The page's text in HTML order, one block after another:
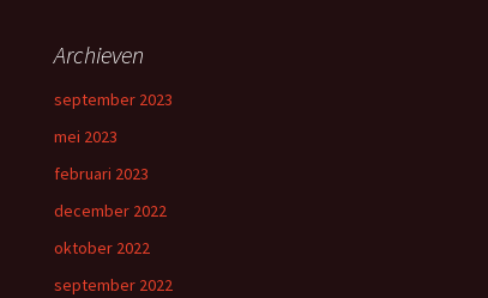
Archieven
september 2023
mei 2023
februari 2023
december 2022
oktober 2022
september 2022